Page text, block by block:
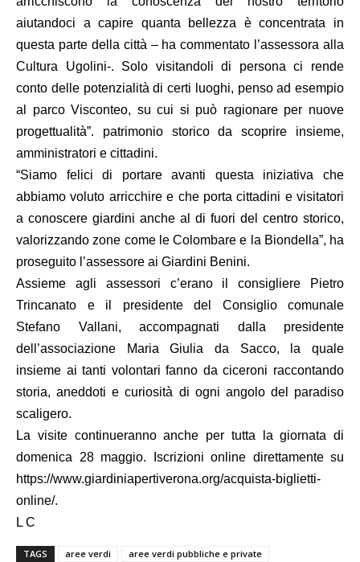
aiutandoci a capire quanta bellezza è concentrata in
questa parte della città – ha commentato l’assessora alla
Cultura Ugolini-. Solo visitandoli di persona ci rende
conto delle potenzialità di certi luoghi, penso ad esempio
al parco Visconteo, su cui si può ragionare per nuove
progettualità”. patrimonio storico da scoprire insieme,
amministratori e cittadini.
“Siamo felici di portare avanti questa iniziativa che
abbiamo voluto arricchire e che porta cittadini e visitatori
a conoscere giardini anche al di fuori del centro storico,
valorizzando zone come le Colombare e la Biondella”, ha
proseguito l’assessore ai Giardini Benini.
Assieme agli assessori c’erano il consigliere Pietro
Trincanato e il presidente del Consiglio comunale
Stefano Vallani, accompagnati dalla presidente
dell’associazione Maria Giulia da Sacco, la quale
insieme ai tanti volontari fanno da ciceroni raccontando
storia, aneddoti e curiosità di ogni angolo del paradiso
scaligero.
La visite continueranno anche per tutta la giornata di
domenica 28 maggio. Iscrizioni online direttamente su
https://www.giardiniapertiverona.org/acquista-biglietti-
online/.
L C
TAGS aree verdi aree verdi pubbliche e private